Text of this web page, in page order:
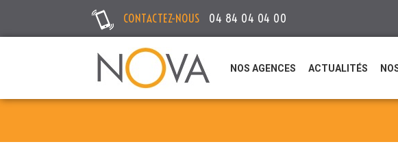
CONTACTEZ-NOUS 04 84 04 04 00
NOS AGENCES ACTUALITÉS